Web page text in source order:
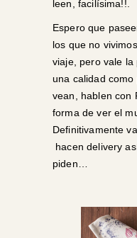
leen, facilísima!!.
Espero que
los que no
viaje, pero vale la
una calidad como
vean, hablen con
forma de ver el
Definitivamente
hacen delivery
piden…